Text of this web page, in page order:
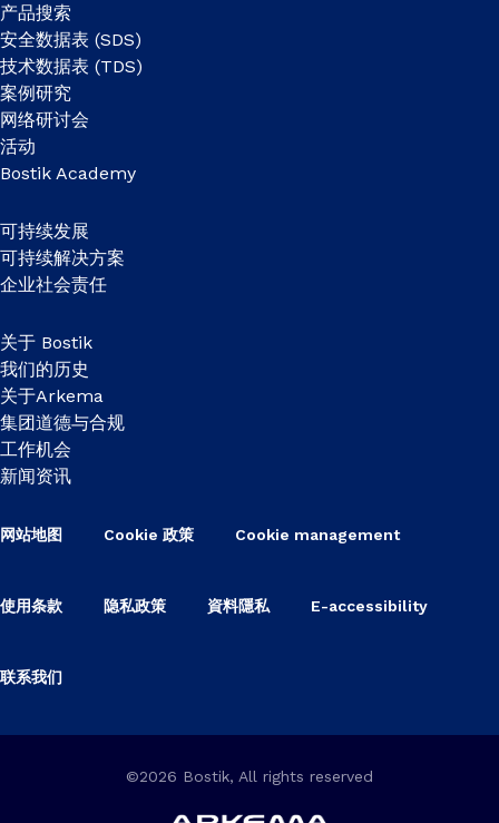
产品搜索
安全数据表 (SDS)
技术数据表 (TDS)
案例研究
网络研讨会
活动
Bostik Academy
可持续发展
可持续解决方案
企业社会责任
关于 Bostik
我们的历史
关于Arkema
集团道德与合规
工作机会
新闻资讯
网站地图 Cookie 政策 Cookie management
使用条款 隐私政策 資料隱私 E-accessibility
联系我们
©2026 Bostik, All rights reserved